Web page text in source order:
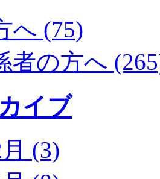
へ (75)
者の方へ
イブ
(3)